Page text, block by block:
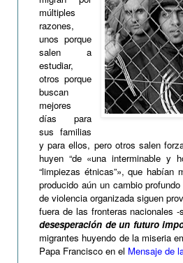
múltiples
razones,
unos porque
salen a
estudiar,
otros porque
buscan
mejores
días para
sus familias
y para ellos, pero otros salen
huyen “de «una interminable y
“limpiezas étnicas”», que habían
producido aún un cambio
de violencia organizada siguen
fuera de las fronteras nacionales
desesperación de un futuro
migrantes huyendo de la miseria
Papa Francisco en el Mensaje de